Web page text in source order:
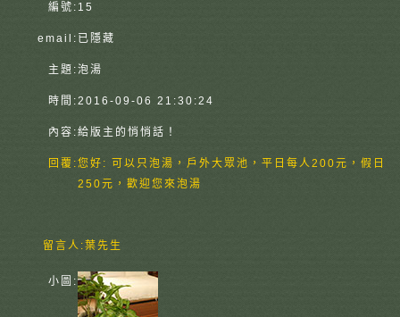
編號: 15
email: 已隱藏
主題:泡湯
時間:2016-09-06 21:30:24
內容:給版主的悄悄話！
回覆:您好: 可以只泡湯，戶外大眾池，平日每人200元，假日
250元，歡迎您來泡湯
留言人:葉先生
小圖: